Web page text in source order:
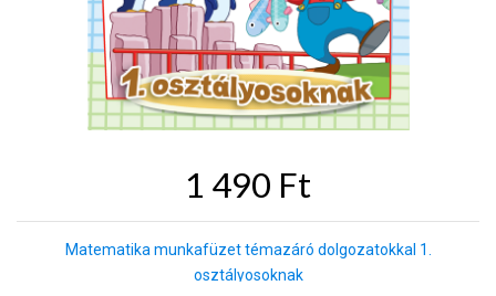
1 490 Ft
Matematika munkafüzet témazáró dolgozatokkal 1.
osztályosoknak